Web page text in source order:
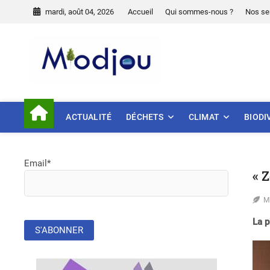
mardi, août 04, 2026 Accueil Qui sommes-nous ? Nos
ACTUALITÉ DÉCHETS CLIMAT
«
La
Email*